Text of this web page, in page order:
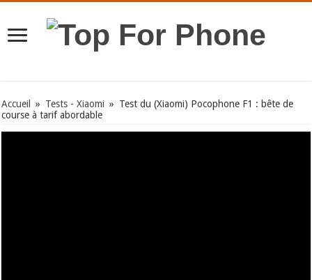
Accueil » Tests - Xiaomi » Test du (Xiaomi) Pocophone F1 : bête de
course à tarif abordable